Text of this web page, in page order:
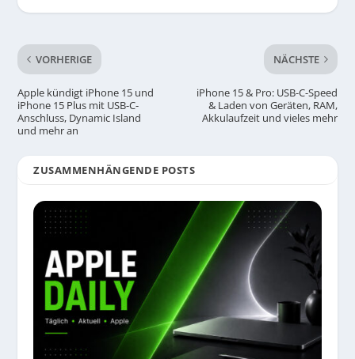
VORHERIGE
Apple kündigt iPhone 15 und
iPhone 15 Plus mit USB-C-
Anschluss, Dynamic Island
und mehr an
NÄCHSTE
iPhone 15 & Pro: USB-C-Speed
& Laden von Geräten, RAM,
Akkulaufzeit und vieles mehr
ZUSAMMENHÄNGENDE POSTS